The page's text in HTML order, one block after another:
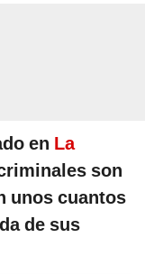
en La
son
unos cuantos
de sus